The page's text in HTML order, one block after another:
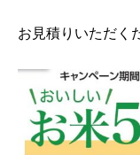
お見積りいただく